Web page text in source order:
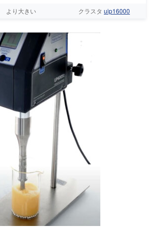
より大きい クラスタ uip16000